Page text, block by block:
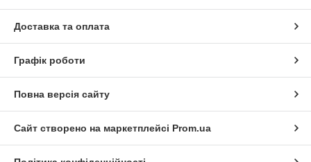
Доставка та оплата
Графік роботи
Повна версія сайту
Сайт створено на маркетплейсі Prom.ua